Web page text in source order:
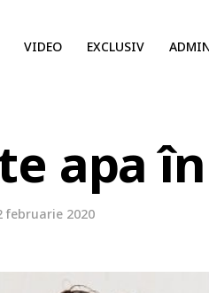
VIDEO EXCLUSIV
apa
februarie 2020